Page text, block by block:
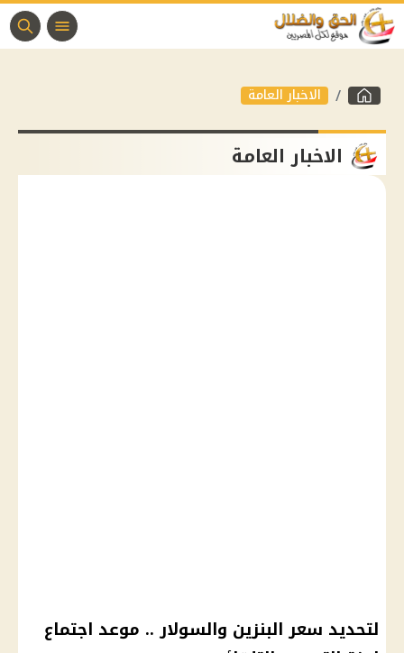
الاخبار العامة
الاخبار العامة
لتحديد سعر البنزين والسولار .. موعد اجتماع